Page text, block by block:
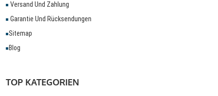
Versand Und Zahlung
Garantie Und Rücksendungen
Sitemap
Blog
TOP KATEGORIEN